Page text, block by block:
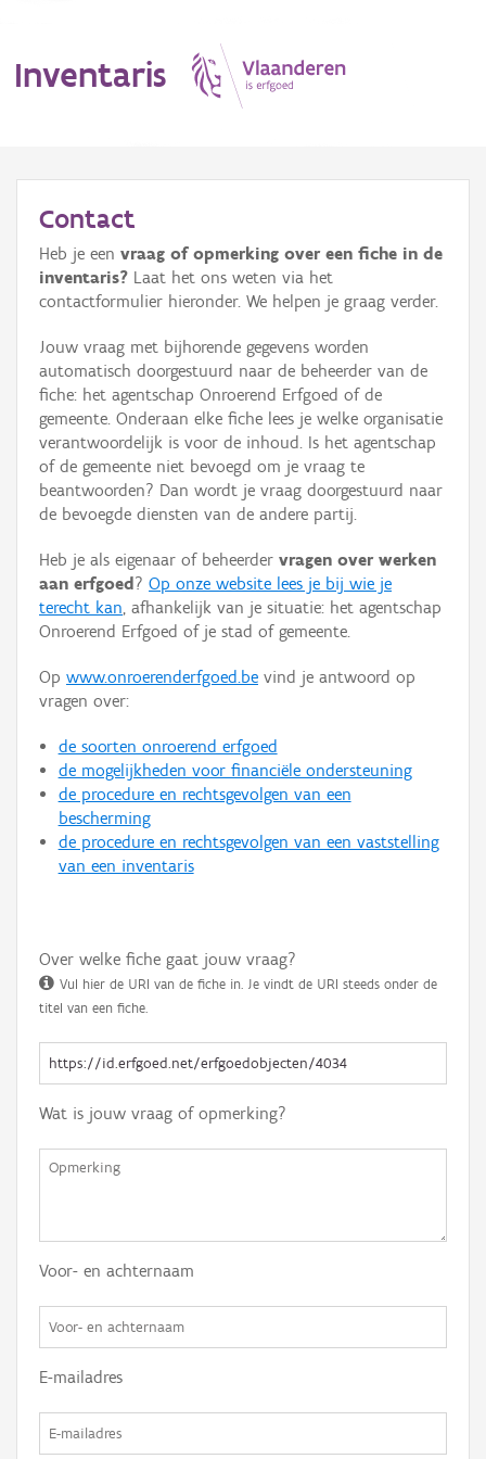
Inventaris
Erfgoedobject
Aanduidingsobject
Waarneming
Thema
Gebeurtenis
Persoon of collectief
Hergebruik
Aanmelden
Contact
Heb je een vraag of opmerking over een fiche in de
inventaris? Laat het ons weten via het
contactformulier hieronder. We helpen je graag verder.
Jouw vraag met bijhorende gegevens worden
automatisch doorgestuurd naar de beheerder van de
fiche: het agentschap Onroerend Erfgoed of de
gemeente. Onderaan elke fiche lees je welke organisatie
verantwoordelijk is voor de inhoud. Is het agentschap
of de gemeente niet bevoegd om je vraag te
beantwoorden? Dan wordt je vraag doorgestuurd naar
de bevoegde diensten van de andere partij.
Heb je als eigenaar of beheerder vragen over werken
aan erfgoed ? Op onze website lees je bij wie je
terecht kan, afhankelijk van je situatie: het agentschap
Onroerend Erfgoed of je stad of gemeente.
Op www.onroerenderfgoed.be vind je antwoord op
vragen over:
de soorten onroerend erfgoed
de mogelijkheden voor financiële ondersteuning
de procedure en rechtsgevolgen van een
bescherming
de procedure en rechtsgevolgen van een vaststelling
van een inventaris
Over welke fiche gaat jouw vraag?
Vul hier de URI van de fiche in. Je vindt de URI steeds onder de
titel van een fiche.
Wat is jouw vraag of opmerking?
Voor- en achternaam
E-mailadres